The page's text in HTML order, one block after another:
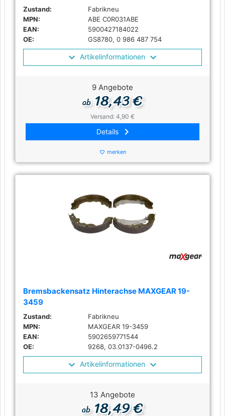
Zustand:
Fabrikneu
MPN:
ABE C0R031ABE
EAN:
5900427184022
OE:
GS8780, 0 986 487 754
Artikelinformationen
9 Angebote
ab18,43 €
Versand: 4,90 €
Details keyboard_arrow_right
favorite_border merken
Bremsbackensatz Hinterachse MAXGEAR 19-
3459
Zustand:
Fabrikneu
MPN:
MAXGEAR 19-3459
EAN:
5902659771544
OE:
9268, 03.0137-0496.2
Artikelinformationen
13 Angebote
ab18,49 €